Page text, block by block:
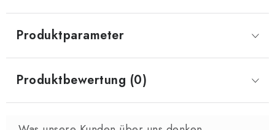
Produktparameter
Produktbewertung (0)